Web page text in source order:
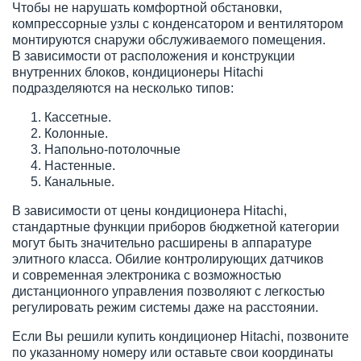
Чтобы не нарушать комфортной обстановки,
компрессорные узлы с конденсатором и вентилятором
монтируются снаружи обслуживаемого помещения.
В зависимости от расположения и конструкции
внутренних блоков, кондиционеры Hitachi
подразделяются на несколько типов:
Кассетные.
Колонные.
Напольно-потолочные
Настенные.
Канальные.
В зависимости от цены кондиционера Hitachi,
стандартные функции приборов бюджетной категории
могут быть значительно расширены в аппаратуре
элитного класса. Обилие контролирующих датчиков
и современная электроника с возможностью
дистанционного управления позволяют с легкостью
регулировать режим системы даже на расстоянии.
Если Вы решили купить кондиционер Hitachi, позвоните
по указанному номеру или оставьте свои координаты